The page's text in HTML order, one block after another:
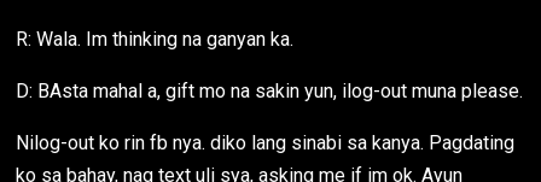
R: Wala. Im thinking na ganyan ka.
D: BAsta mahal a, gift mo na sakin yun, ilog-out muna please.
Nilog-out ko rin fb nya. diko lang sinabi sa kanya. Pagdating
ko sa bahay, nag text uli sya, asking me if im ok. Ayun